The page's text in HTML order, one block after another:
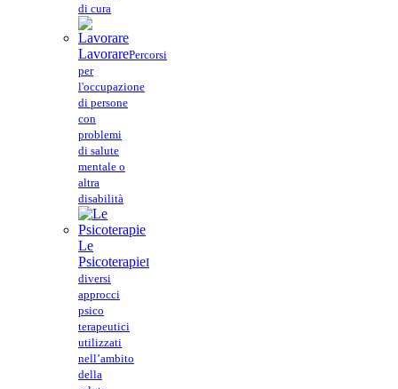
di cura
LavorarePercorsi
per
l'occupazione
di persone
con
problemi
di salute
mentale o
altra
disabilità
Le
PsicoterapieI
diversi
approcci
psico
terapeutici
utilizzati
nell’ambito
della